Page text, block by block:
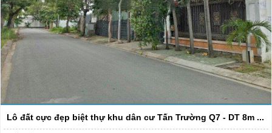
Lô đất cực đẹp biệt thự khu dân cư Tấn Trường Q7 - DT 8m ...